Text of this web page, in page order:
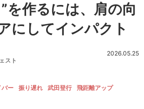
を作るには、肩の向
にしてインパクト
スト
2026.05.25
バー 振り遅れ 武田登行 飛距離アップ